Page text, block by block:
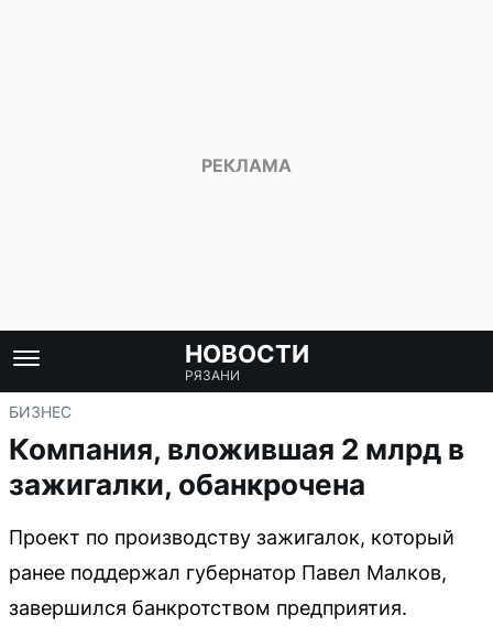
НОВОСТИ
РЯЗАНИ
БИЗНЕС
Компания, вложившая 2 млрд в
зажигалки, обанкрочена
Проект по производству зажигалок, который
ранее поддержал губернатор Павел Малков,
завершился банкротством предприятия.